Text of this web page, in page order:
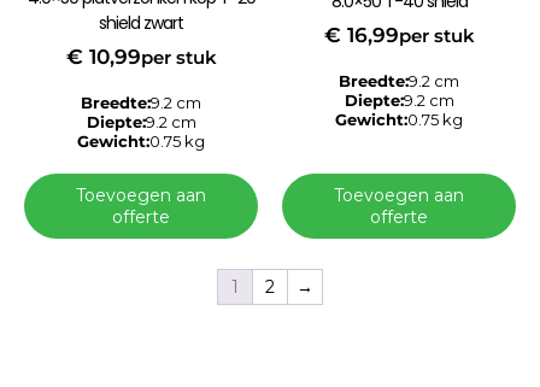
shield zwart
€ 10,99per stuk
Breedte:9.2 cm
Diepte:9.2 cm
Gewicht:0.75 kg
Toevoegen aan
offerte
€ 16,99per stuk
Breedte:9.2 cm
Diepte:9.2 cm
Gewicht:0.75 kg
Toevoegen aan
offerte
1 2 →